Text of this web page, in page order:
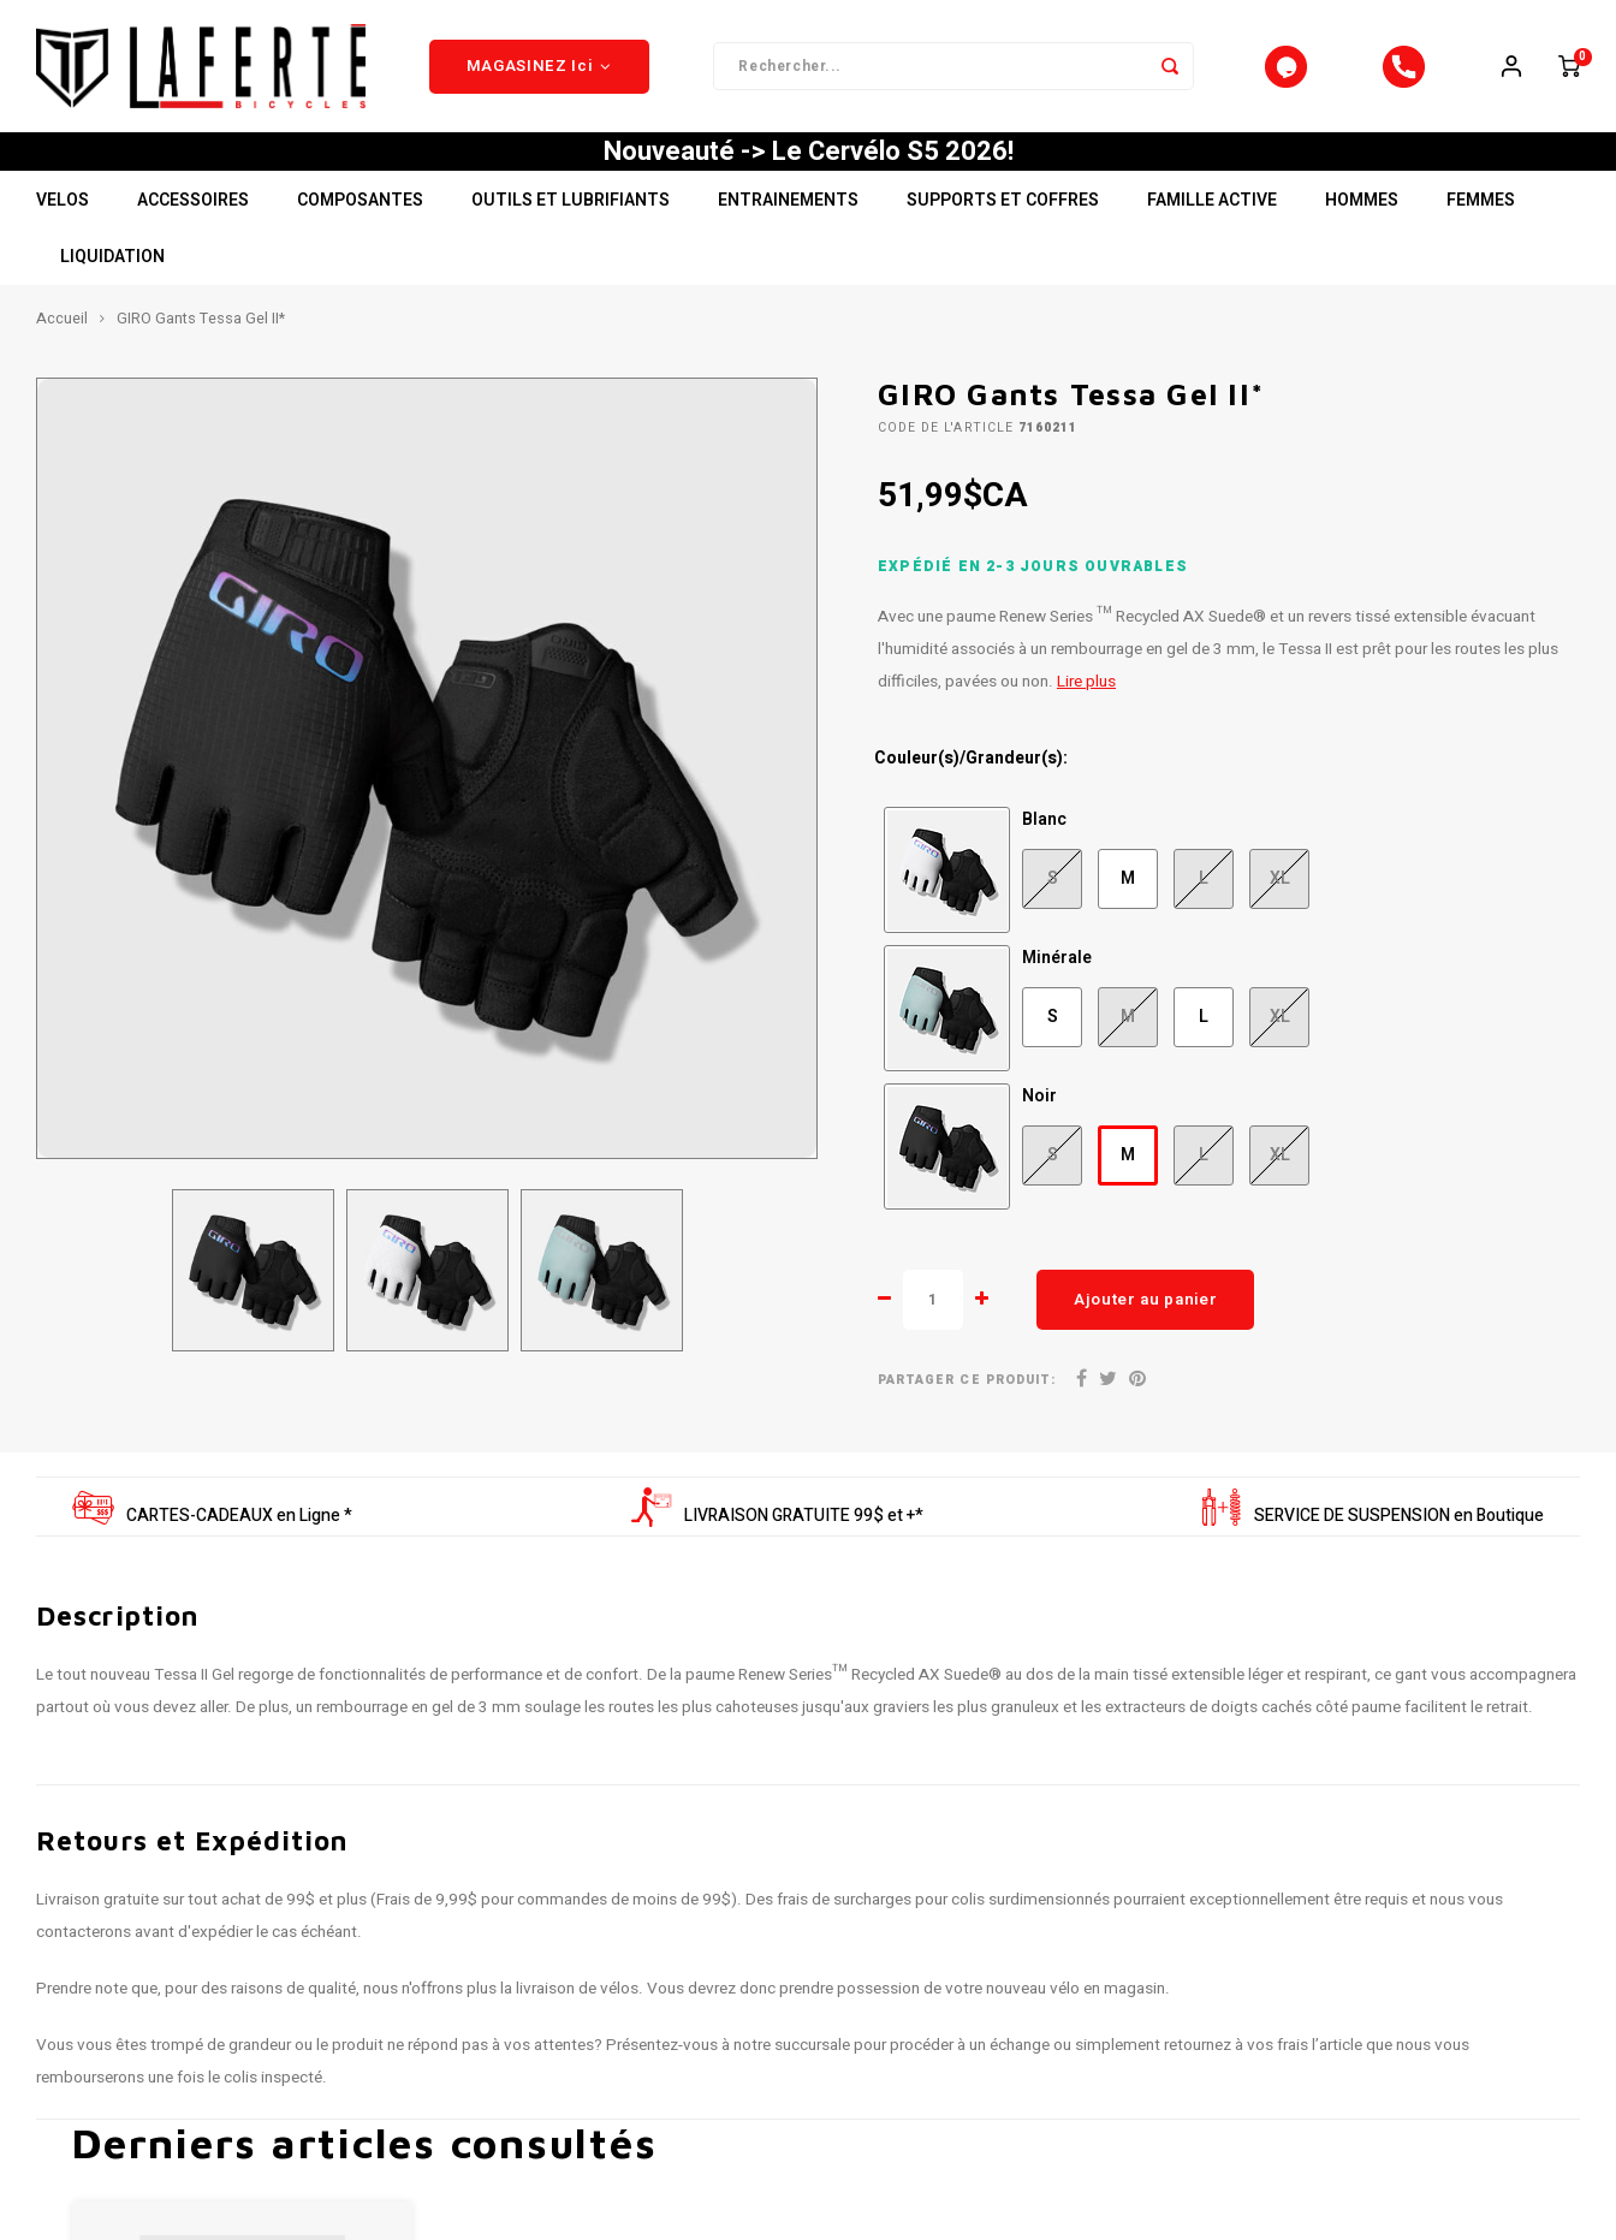
MAGASINEZ Ici 0
Nouveauté -> Le Cervélo S5 2026!
VELOS ACCESSOIRES COMPOSANTES OUTILS ET LUBRIFIANTS ENTRAINEMENTS SUPPORTS ET COFFRES FAMILLE ACTIVE HOMMES FEMMES
LIQUIDATION
Accueil GIRO Gants Tessa Gel II*
GIRO Gants Tessa Gel II*
CODE DE L'ARTICLE 7160211
51,99$CA
EXPÉDIÉ EN 2-3 JOURS OUVRABLES
Avec une paume Renew Series ™ Recycled AX Suede® et un revers tissé extensible évacuant
l'humidité associés à un rembourrage en gel de 3 mm, le Tessa II est prêt pour les routes les plus
difficiles, pavées ou non. Lire plus
Couleur(s)/Grandeur(s):
Blanc
S M L XL
Minérale
S M L XL
Noir
S M L XL
Ajouter au panier
PARTAGER CE PRODUIT:
CARTES-CADEAUX en Ligne * LIVRAISON GRATUITE 99$ et +* SERVICE DE SUSPENSION en Boutique
Description
Le tout nouveau Tessa II Gel regorge de fonctionnalités de performance et de confort. De la paume Renew Series™ Recycled AX Suede® au dos de la main tissé extensible léger et respirant, ce gant vous accompagnera
partout où vous devez aller. De plus, un rembourrage en gel de 3 mm soulage les routes les plus cahoteuses jusqu'aux graviers les plus granuleux et les extracteurs de doigts cachés côté paume facilitent le retrait.
Retours et Expédition
Livraison gratuite sur tout achat de 99$ et plus (Frais de 9,99$ pour commandes de moins de 99$). Des frais de surcharges pour colis surdimensionnés pourraient exceptionnellement être requis et nous vous
contacterons avant d'expédier le cas échéant.
Prendre note que, pour des raisons de qualité, nous n'offrons plus la livraison de vélos. Vous devrez donc prendre possession de votre nouveau vélo en magasin.
Vous vous êtes trompé de grandeur ou le produit ne répond pas à vos attentes? Présentez-vous à notre succursale pour procéder à un échange ou simplement retournez à vos frais l’article que nous vous
rembourserons une fois le colis inspecté.
Derniers articles consultés